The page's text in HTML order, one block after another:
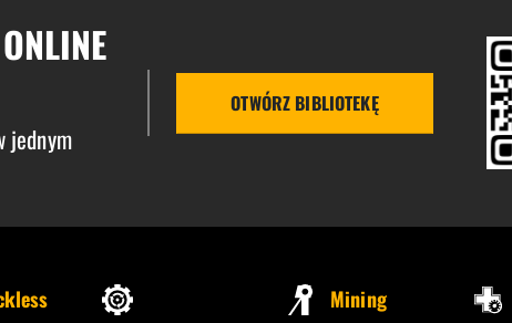
jednym
OTWÓRZ BIBLIOTEKĘ
Mining